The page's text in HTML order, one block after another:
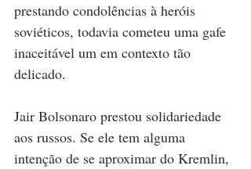
prestando condolências à heróis
soviéticos, todavia cometeu uma gafe
inaceitável um em contexto tão
delicado.
Jair Bolsonaro prestou solidariedade
aos russos. Se ele tem alguma
intenção de se aproximar do Kremlin,